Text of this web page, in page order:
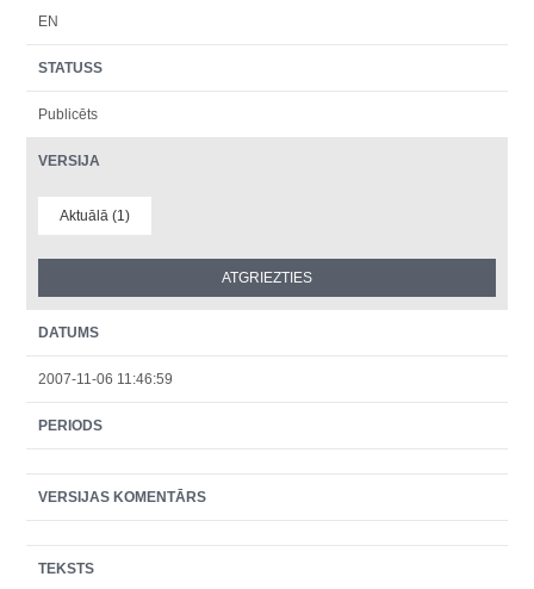
EN
STATUSS
Publicēts
VERSIJA
Aktuālā (1)
DATUMS
2007-11-06 11:46:59
PERIODS
VERSIJAS KOMENTĀRS
TEKSTS